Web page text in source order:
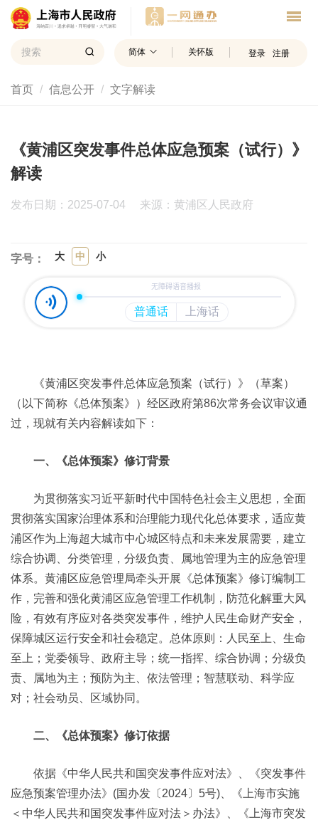
简体 关怀版 登录 注册
首页 信息公开 文字解读
《黄浦区突发事件总体应急预案（试行）》
解读
发布日期：2025-07-04 来源：黄浦区人民政府
字号： 大 中 小
《黄浦区突发事件总体应急预案（试行）》（草案）
（以下简称《总体预案》）经区政府第86次常务会议审议通
过，现就有关内容解读如下：
一、《总体预案》修订背景
为贯彻落实习近平新时代中国特色社会主义思想，全面
贯彻落实国家治理体系和治理能力现代化总体要求，适应黄
浦区作为上海超大城市中心城区特点和未来发展需要，建立
综合协调、分类管理，分级负责、属地管理为主的应急管理
体系。黄浦区应急管理局牵头开展《总体预案》修订编制工
作，完善和强化黄浦区应急管理工作机制，防范化解重大风
险，有效有序应对各类突发事件，维护人民生命财产安全，
保障城区运行安全和社会稳定。总体原则：人民至上、生命
至上；党委领导、政府主导；统一指挥、综合协调；分级负
责、属地为主；预防为主、依法管理；智慧联动、科学应
对；社会动员、区域协同。
二、《总体预案》修订依据
依据《中华人民共和国突发事件应对法》、《突发事件
应急预案管理办法》(国办发〔2024〕5号)、《上海市实施
＜中华人民共和国突发事件应对法＞办法》、《上海市突发